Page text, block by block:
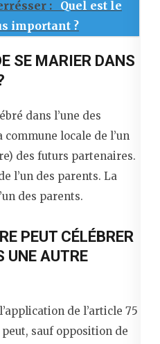
:
Quel est le
important ?
SE MARIER DANS
dans l’une des
locale de l’un
des futurs partenaires.
l’un des parents. La
des parents.
PEUT CÉLÉBRER
UNE AUTRE
de l’article 75
sauf opposition de